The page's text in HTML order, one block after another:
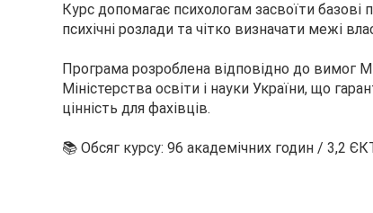
Курс допомагає психологам засвоїти базові
психічні розлади та чітко визначати межі
Програма розроблена відповідно до вимог
Міністерства освіти і науки України, що
цінність для фахівців.
📚 Обсяг курсу: 96 академічних годин / 3,2